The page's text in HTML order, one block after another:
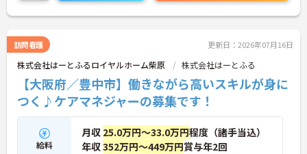
訪問看護 更新日：2026年07月16日
株式会社はーとふるロイヤルホーム柴原 株式会社はーとふる
【大阪府／豊中市】働きながら高いスキルが身に
つく♪ケアマネジャーの募集です！
給料
月収 25.0万円～33.0万円程度（諸手当込）
年収352万円～449万円賞与年2回